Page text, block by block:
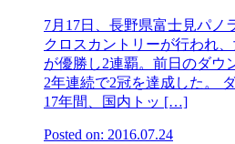
7月17日、長野県富士見パノ
クロスカントリーが行われ
が優勝し2連覇。前日のダウ
2年連続で2冠を達成した。
17年間、国内トッ […]
Posted on: 2016.07.24